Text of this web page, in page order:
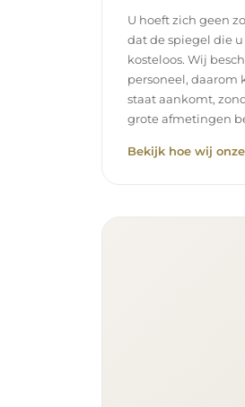
U hoeft zich geen
dat de spiegel die
kosteloos. Wij
personeel, daarom
staat aankomt,
grote afmetingen
Bekijk hoe wij